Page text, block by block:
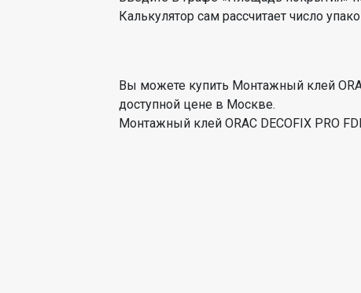
Калькулятор сам рассчитает число
Вы можете купить Монтажный клей
доступной цене в Москве.
Монтажный клей ORAC DECOFIX PRO